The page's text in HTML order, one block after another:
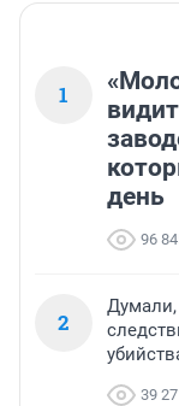
1
день
96
2
Думали,
39